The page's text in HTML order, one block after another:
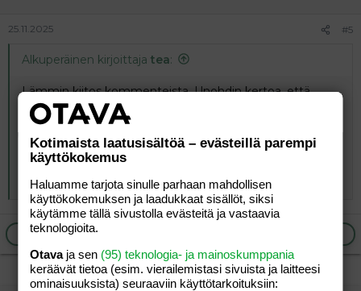
25.11.2025 #5
Alkuperäinen kirjoittaja tea:
Lämmin kiitos kommenteista. Unohdin kertoa, että
meilläkin poika puhuu lässytyskohtausten aikana
itsestään kolmannessa persoonassa. Lohduttavaa kuulla,
että se on ehkä ohimenevää. On meilläkin otettu syliin ja
paapottu; leikitty, että tutti pitää hankkia ja vaipat myös,
mutta meillä tämä on vain lisännyt lässytystä Yritämme
siis jaksaa siihen, kunnes poika ei enää lässytä...
Ilmoita asiaton viesti
Kotimaista laatusisältöä – evästeillä parempi
käyttökokemus
Haluamme tarjota sinulle parhaan mahdollisen
käyttökokemuksen ja laadukkaat sisällöt, siksi
käytämme tällä sivustolla evästeitä ja vastaavia
teknologioita.
Otavaja sen (95) teknologia- ja mainoskumppania
keräävät tietoa (esim. vierailemis­tasi sivuista ja laitteesi
ominaisuuk­sista) seuraaviin käyttötarkoituksiin: